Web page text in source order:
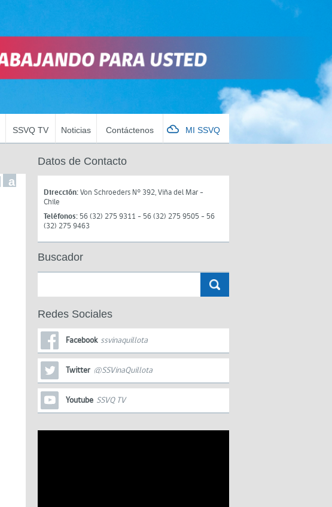
SSVQ TV Noticias Contáctenos MI SSVQ
a
Datos de Contacto
Dirección:Von Schroeders N° 392, Viña del Mar -
Chile
Teléfonos: 56 (32) 275 9311 - 56 (32) 275 9505 - 56
(32) 275 9463
Buscador
Redes Sociales
Facebook ssvinaquillota
Twitter @SSVinaQuillota
Youtube SSVQ TV